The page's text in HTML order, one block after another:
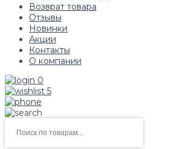
Возврат товара
Отзывы
Новинки
Акции
Контакты
О компании
0
5
товаров